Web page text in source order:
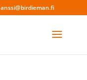
anssi@birdieman.fi